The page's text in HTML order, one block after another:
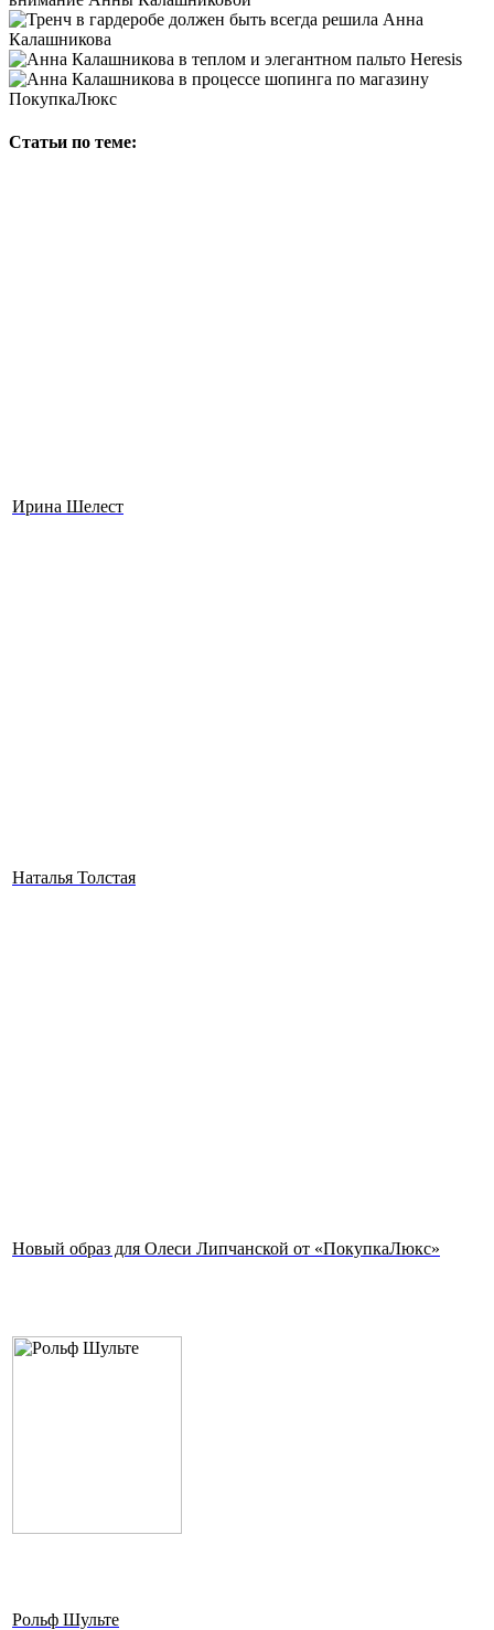
Статьи по теме:
Ирина Шелест
Наталья Толстая
Новый образ для Олеси Липчанской от «ПокупкаЛюкс»
Рольф Шульте